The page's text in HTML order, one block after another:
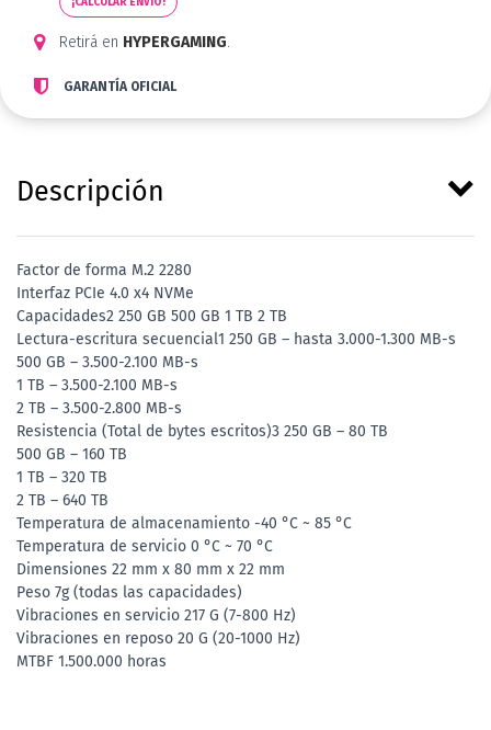
Retirá en HYPERGAMING.
GARANTÍA OFICIAL
Descripción
Factor de forma M.2 2280
Interfaz PCIe 4.0 x4 NVMe
Capacidades2 250 GB 500 GB 1 TB 2 TB
Lectura-escritura secuencial1 250 GB – hasta 3.000-1.300 MB-s
500 GB – 3.500-2.100 MB-s
1 TB – 3.500-2.100 MB-s
2 TB – 3.500-2.800 MB-s
Resistencia (Total de bytes escritos)3 250 GB – 80 TB
500 GB – 160 TB
1 TB – 320 TB
2 TB – 640 TB
Temperatura de almacenamiento -40 °C ~ 85 °C
Temperatura de servicio 0 °C ~ 70 °C
Dimensiones 22 mm x 80 mm x 22 mm
Peso 7g (todas las capacidades)
Vibraciones en servicio 217 G (7-800 Hz)
Vibraciones en reposo 20 G (20-1000 Hz)
MTBF 1.500.000 horas